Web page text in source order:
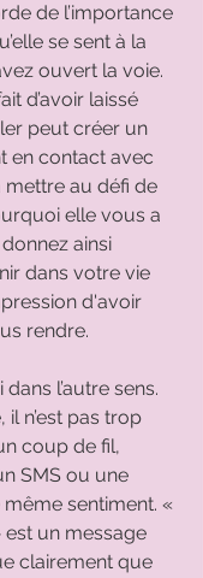
de l’importance
se sent à la
ouvert la voie.
d’avoir laissé
peut créer un
en contact avec
mettre au défi de
elle vous a
ainsi
dans votre vie
d'avoir
rendre.
l’autre sens.
il n’est pas trop
coup de fil,
SMS ou une
sentiment. «
un message
clairement que